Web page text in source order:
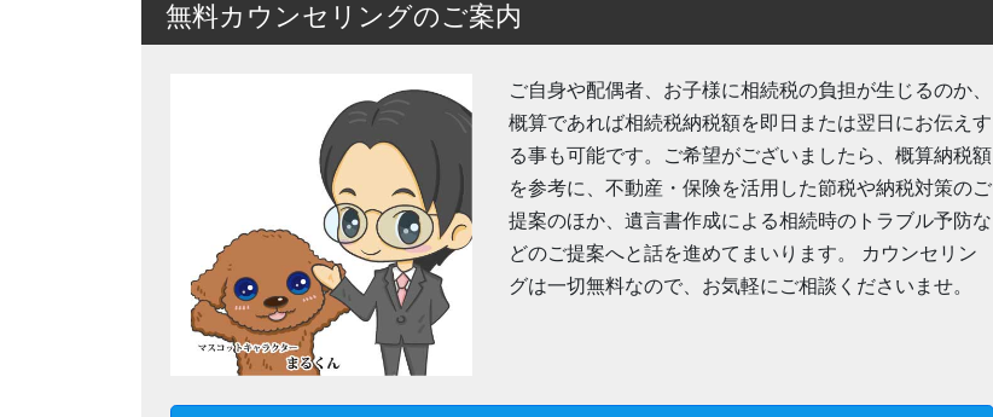
無料カウンセリングのご案内
ご自身や配偶者、お子様に相続税の負担が生じるのか、
概算であれば相続税納税額を即日または翌日にお伝えす
る事も可能です。ご希望がございましたら、概算納税額
を参考に、不動産・保険を活用した節税や納税対策のご
提案のほか、遺言書作成による相続時のトラブル予防な
どのご提案へと話を進めてまいります。 カウンセリン
グは一切無料なので、お気軽にご相談くださいませ。